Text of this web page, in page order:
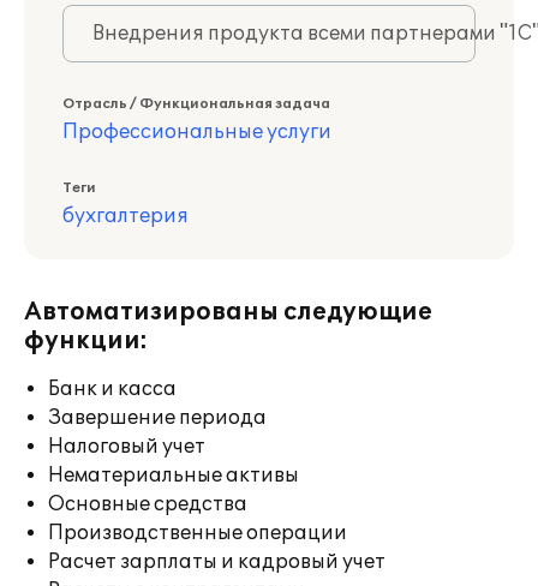
Внедрения продукта всеми партнерами
Отрасль / Функциональная задача
Профессиональные услуги
Теги
бухгалтерия
Автоматизированы следующие
функции:
Банк и касса
Завершение периода
Налоговый учет
Нематериальные активы
Основные средства
Производственные операции
Расчет зарплаты и кадровый учет